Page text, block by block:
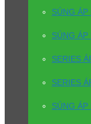
SÚNG
SÚNG
SERIES
SERIES
SÚNG